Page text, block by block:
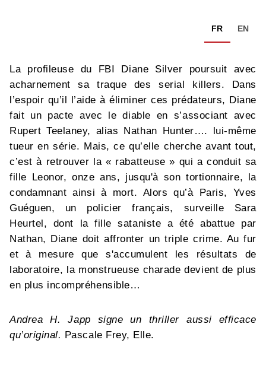
FR EN
La profileuse du FBI Diane Silver poursuit avec
acharnement sa traque des serial killers. Dans
l’espoir qu’il l’aide à éliminer ces prédateurs, Diane
fait un pacte avec le diable en s’associant avec
Rupert Teelaney, alias Nathan Hunter…. lui-même
tueur en série. Mais, ce qu’elle cherche avant tout,
c’est à retrouver la « rabatteuse » qui a conduit sa
fille Leonor, onze ans, jusqu'à son tortionnaire, la
condamnant ainsi à mort. Alors qu’à Paris, Yves
Guéguen, un policier français, surveille Sara
Heurtel, dont la fille sataniste a été abattue par
Nathan, Diane doit affronter un triple crime. Au fur
et à mesure que s'accumulent les résultats de
laboratoire, la monstrueuse charade devient de plus
en plus incompréhensible…
Andrea H. Japp signe un thriller aussi efficace
qu’original. Pascale Frey, Elle.